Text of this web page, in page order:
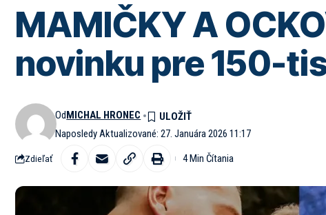
MAMIČKY A
novinku pre 150-
Naposledy Aktualizované: 27. Januára 2026 11:17
OdMICHAL HRONEC
Zdieľať 4 Min Čítania